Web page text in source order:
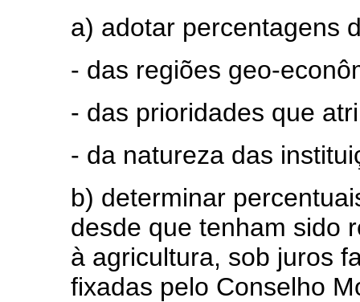
a) adotar percentagens
- das regiões geo-
- das prioridades que
- da natureza das
b) determinar
desde que tenham sido
à agricultura, sob juros
fixadas pelo Conselho